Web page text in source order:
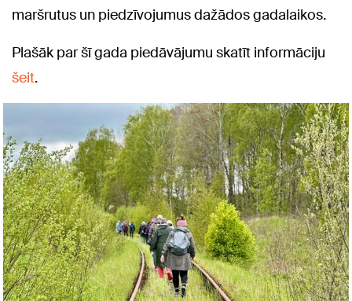
maršrutus un piedzīvojumus dažādos gadalaikos.
Plašāk par šī gada piedāvājumu skatīt informāciju
šeit.